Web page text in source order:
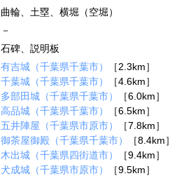
曲輪、土塁、横堀（空堀）
－
石碑、説明板
有吉城（千葉県千葉市）
［2.3km］
千葉城（千葉県千葉市）
［4.6km］
多部田城（千葉県千葉市）
［6.0km］
高品城（千葉県千葉市）
［6.5km］
五井陣屋（千葉県市原市）
［7.8km］
御茶屋御殿（千葉県千葉市）
［8.4km］
木出城（千葉県四街道市）
［9.4km］
犬成城（千葉県市原市）
［9.5km］